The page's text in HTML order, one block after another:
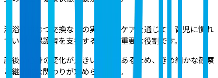
沐浴やおむつ交換などの実践的なケアを通じて、育児に慣れ
ていない保護者を支援することも重要な役割です。
産後は心身の変化が大きい時期であるため、きめ細かな観察
と継続的な関わりが求められます。